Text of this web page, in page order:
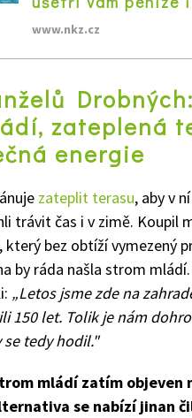
zahrada Speciál
www.nkz.cz
Drobných:
zateplená
energie
zateplit terasu, aby v
trávit čas i v zimě. Koupil
který bez obtíží vymezený
by ráda našla strom mládí.
„Letos jsme zde na
150 let. Tolik je nám
tedy hodil."
mládí zatím objeven
se nabízí jinan